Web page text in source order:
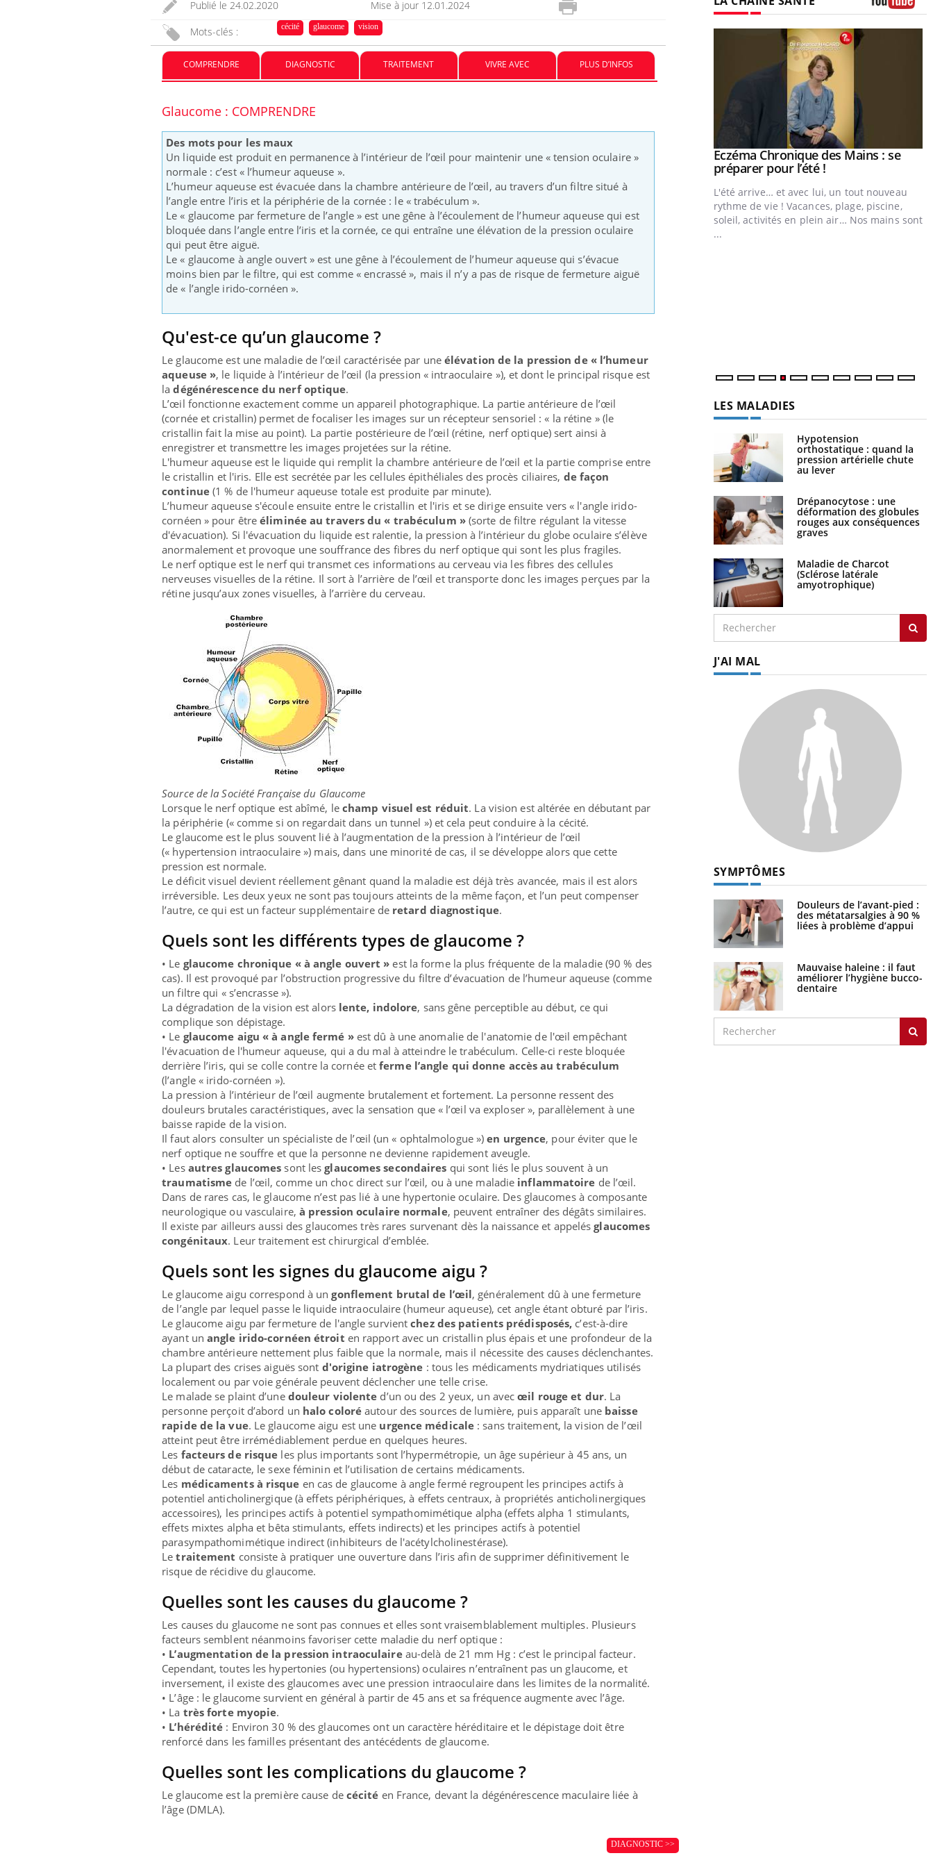
Publié le 24.02.2020 Mise à jour 12.01.2024
Mots-clés :
cécité glaucome vision
COMPRENDRE DIAGNOSTIC TRAITEMENT VIVRE AVEC PLUS D’INFOS
Glaucome : COMPRENDRE
Des mots pour les maux
Un liquide est produit en permanence à l’intérieur de l’œil pour maintenir une « tension oculaire »
normale : c’est « l’humeur aqueuse ».
L’humeur aqueuse est évacuée dans la chambre antérieure de l’œil, au travers d’un filtre situé à
l’angle entre l’iris et la périphérie de la cornée : le « trabéculum ».
Le « glaucome par fermeture de l’angle » est une gêne à l’écoulement de l’humeur aqueuse qui est
bloquée dans l’angle entre l’iris et la cornée, ce qui entraîne une élévation de la pression oculaire
qui peut être aiguë.
Le « glaucome à angle ouvert » est une gêne à l’écoulement de l’humeur aqueuse qui s’évacue
moins bien par le filtre, qui est comme « encrassé », mais il n’y a pas de risque de fermeture aiguë
de « l’angle irido-cornéen ».
Qu'est-ce qu’un glaucome ?
Le glaucome est une maladie de l’œil caractérisée par une élévation de la pression de « l’humeur
aqueuse », le liquide à l’intérieur de l’œil (la pression « intraoculaire »), et dont le principal risque est
ladégénérescence du nerf optique.
L’œil fonctionne exactement comme un appareil photographique. La partie antérieure de l’œil
(cornée et cristallin) permet de focaliser les images sur un récepteur sensoriel : « la rétine » (le
cristallin fait la mise au point). La partie postérieure de l’œil (rétine, nerf optique) sert ainsi à
enregistrer et transmettre les images projetées sur la rétine.
L'humeur aqueuse est le liquide qui remplit la chambre antérieure de l’œil et la partie comprise entre
le cristallin et l'iris. Elle est secrétée par les cellules épithéliales des procès ciliaires, de façon
continue(1 % de l'humeur aqueuse totale est produite par minute).
L’humeur aqueuse s'écoule ensuite entre le cristallin et l'iris et se dirige ensuite vers « l'angle irido-
cornéen » pour êtreéliminée au travers du « trabéculum »(sorte de filtre régulant la vitesse
d'évacuation). Si l'évacuation du liquide est ralentie, la pression à l’intérieur du globe oculaire s’élève
anormalement et provoque une souffrance des fibres du nerf optique qui sont les plus fragiles.
Le nerf optique est le nerf qui transmet ces informations au cerveau via les fibres des cellules
nerveuses visuelles de la rétine. Il sort à l’arrière de l’œil et transporte donc les images perçues par la
rétine jusqu’aux zones visuelles, à l’arrière du cerveau.
Source de la Société Française du Glaucome
Lorsque le nerf optique est abîmé, le champ visuel est réduit. La vision est altérée en débutant par
la périphérie (« comme si on regardait dans un tunnel ») et cela peut conduire à la cécité.
Le glaucome est le plus souvent lié à l’augmentation de la pression à l’intérieur de l’œil
(« hypertension intraoculaire ») mais, dans une minorité de cas, il se développe alors que cette
pression est normale.
Le déficit visuel devient réellement gênant quand la maladie est déjà très avancée, mais il est alors
irréversible. Les deux yeux ne sont pas toujours atteints de la même façon, et l’un peut compenser
l’autre, ce qui est un facteur supplémentaire de retard diagnostique.
Quels sont les différents types de glaucome ?
• Le glaucome chronique « à angle ouvert » est la forme la plus fréquente de la maladie (90 % des
cas). Il est provoqué par l’obstruction progressive du filtre d’évacuation de l’humeur aqueuse (comme
un filtre qui « s’encrasse »).
La dégradation de la vision est alors lente, indolore, sans gêne perceptible au début, ce qui
complique son dépistage.
• Le glaucome aigu « à angle fermé »est dû à une anomalie de l'anatomie de l'œil empêchant
l'évacuation de l'humeur aqueuse, qui a du mal à atteindre le trabéculum. Celle-ci reste bloquée
derrière l’iris, qui se colle contre la cornée etferme l’angle qui donne accès au trabéculum
(l’angle « irido-cornéen »).
La pression à l’intérieur de l’œil augmente brutalement et fortement. La personne ressent des
douleurs brutales caractéristiques, avec la sensation que « l’œil va exploser », parallèlement à une
baisse rapide de la vision.
Il faut alors consulter un spécialiste de l’œil (un « ophtalmologue »)en urgence, pour éviter que le
nerf optique ne souffre et que la personne ne devienne rapidement aveugle.
• Les autres glaucomes sont lesglaucomes secondaires qui sont liés le plus souvent à un
traumatisme de l’œil, comme un choc direct sur l’œil, ou à une maladie inflammatoire de l’œil.
Dans de rares cas, le glaucome n’est pas lié à une hypertonie oculaire. Des glaucomes à composante
neurologique ou vasculaire, à pression oculaire normale, peuvent entraîner des dégâts similaires.
Il existe par ailleurs aussi des glaucomes très rares survenant dès la naissance et appelésglaucomes
congénitaux. Leur traitement est chirurgical d’emblée.
Quels sont les signes du glaucome aigu ?
Le glaucome aigu correspond à ungonflement brutal de l’œil, généralement dû à une fermeture
de l’angle par lequel passe le liquide intraoculaire (humeur aqueuse), cet angle étant obturé par l’iris.
Le glaucome aigu par fermeture de l'angle survientchez des patients prédisposés, c’est-à-dire
ayant unangle irido-cornéen étroit en rapport avec un cristallin plus épais et une profondeur de la
chambre antérieure nettement plus faible que la normale, mais il nécessite des causes déclenchantes.
La plupart des crises aiguës sont d'origine iatrogène : tous les médicaments mydriatiques utilisés
localement ou par voie générale peuvent déclencher une telle crise.
Le malade se plaint d’une douleur violente d’un ou des 2 yeux, un avecœil rouge et dur. La
personne perçoit d’abord un halo coloré autour des sources de lumière, puis apparaît une baisse
rapide de la vue. Le glaucome aigu est une urgence médicale : sans traitement, la vision de l’œil
atteint peut être irrémédiablement perdue en quelques heures.
Les facteurs de risque les plus importants sont l’hypermétropie, un âge supérieur à 45 ans, un
début de cataracte, le sexe féminin et l’utilisation de certains médicaments.
Les médicaments à risque en cas de glaucome à angle fermé regroupent les principes actifs à
potentiel anticholinergique (à effets périphériques, à effets centraux, à propriétés anticholinergiques
accessoires), les principes actifs à potentiel sympathomimétique alpha (effets alpha 1 stimulants,
effets mixtes alpha et bêta stimulants, effets indirects) et les principes actifs à potentiel
parasympathomimétique indirect (inhibiteurs de l'acétylcholinestérase).
Letraitement consiste à pratiquer une ouverture dans l’iris afin de supprimer définitivement le
risque de récidive du glaucome.
Quelles sont les causes du glaucome ?
Les causes du glaucome ne sont pas connues et elles sont vraisemblablement multiples. Plusieurs
facteurs semblent néanmoins favoriser cette maladie du nerf optique :
• L’augmentation de la pression intraoculaireau-delà de 21 mm Hg : c’est le principal facteur.
Cependant, toutes les hypertonies (ou hypertensions) oculaires n’entraînent pas un glaucome, et
inversement, il existe des glaucomes avec une pression intraoculaire dans les limites de la normalité.
• L’âge : le glaucome survient en général à partir de 45 ans et sa fréquence augmente avec l’âge.
• La très forte myopie.
• L’hérédité : Environ 30 % des glaucomes ont un caractère héréditaire et le dépistage doit être
renforcé dans les familles présentant des antécédents de glaucome.
Quelles sont les complications du glaucome ?
Le glaucome est la première cause de cécité en France, devant la dégénérescence maculaire liée à
l’âge (DMLA).
DIAGNOSTIC >>
Eczéma Chronique des Mains :
expliquer ma maladieYoutube
Il y a des sujets qui sont faciles à aborder...
d'autres non ! D'un côté, poser des questions
sur la maladie d'un proche c'est montrer ...
Youtube
Carence en fer : comprendre pour
prévenirYoutube
Fatigue, irritabilité, brouillard mental ou
même alopécie… Les symptômes de la
carence en fer sont multiples ce qui la rend
...
Youtube
Insuline & Charge mentale : et si on
En 2026, l'insuline dans le diabète de type 2
patients comme parfois chez les soignants.
Youtube
Eczéma Chronique des Mains : se
préparer pour l’été !Youtube
L'été arrive… et avec lui, un tout nouveau
rythme de vie ! Vacances, plage, piscine,
soleil, activités en plein air… Nos mains sont
...
LES MALADIES
Hypotension
orthostatique : quand la
pression artérielle chute
au lever
Drépanocytose : une
déformation des globules
rouges aux conséquences
graves
Maladie de Charcot
(Sclérose latérale
amyotrophique)
J'AI MAL
SYMPTÔMES
Douleurs de l’avant-pied :
des métatarsalgies à 90 %
liées à problème d’appui
Mauvaise haleine : il faut
améliorer l’hygiène bucco-
dentaire